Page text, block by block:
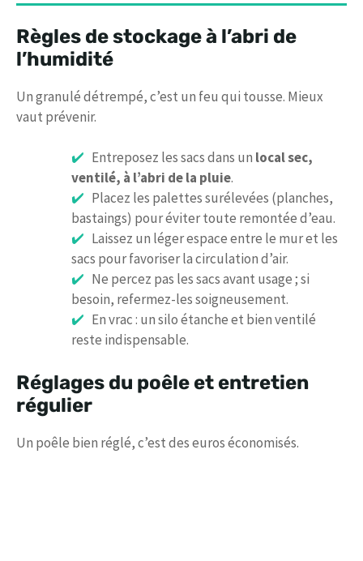
Règles de stockage à l’abri de
l’humidité
Un granulé détrempé, c’est un feu qui tousse. Mieux
vaut prévenir.
Entreposez les sacs dans un local sec,
ventilé, à l’abri de la pluie.
Placez les palettes surélevées (planches,
bastaings) pour éviter toute remontée d’eau.
Laissez un léger espace entre le mur et les
sacs pour favoriser la circulation d’air.
Ne percez pas les sacs avant usage ; si
besoin, refermez-les soigneusement.
En vrac : un silo étanche et bien ventilé
reste indispensable.
Réglages du poêle et entretien
régulier
Un poêle bien réglé, c’est des euros économisés.